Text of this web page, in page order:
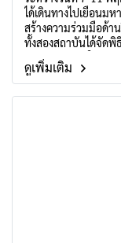
ได้เดินทางไปเยือนม
สร้างความร่วมมือด้า
ทั้งสองสถาบันได้จัดพิ
รากฐานสำคัญในก
ร่วมกันในอนาคต
ดูเพิ่มเติม